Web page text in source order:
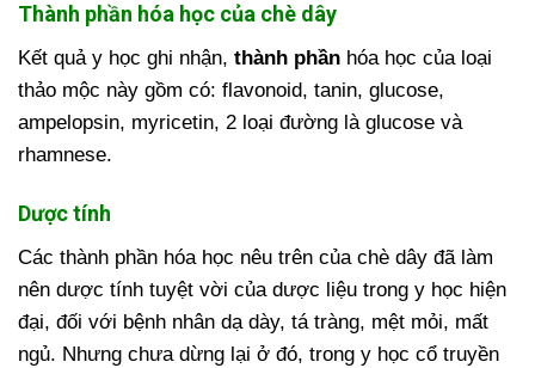
Thành phần hóa học của chè dây
Kết quả y học ghi nhận, thành phần hóa học của loại
thảo mộc này gồm có: flavonoid, tanin, glucose,
ampelopsin, myricetin, 2 loại đường là glucose và
rhamnese.
Dược tính
Các thành phần hóa học nêu trên của chè dây đã làm
nên dược tính tuyệt vời của dược liệu trong y học hiện
đại, đối với bệnh nhân dạ dày, tá tràng, mệt mỏi, mất
ngủ. Nhưng chưa dừng lại ở đó, trong y học cổ truyền